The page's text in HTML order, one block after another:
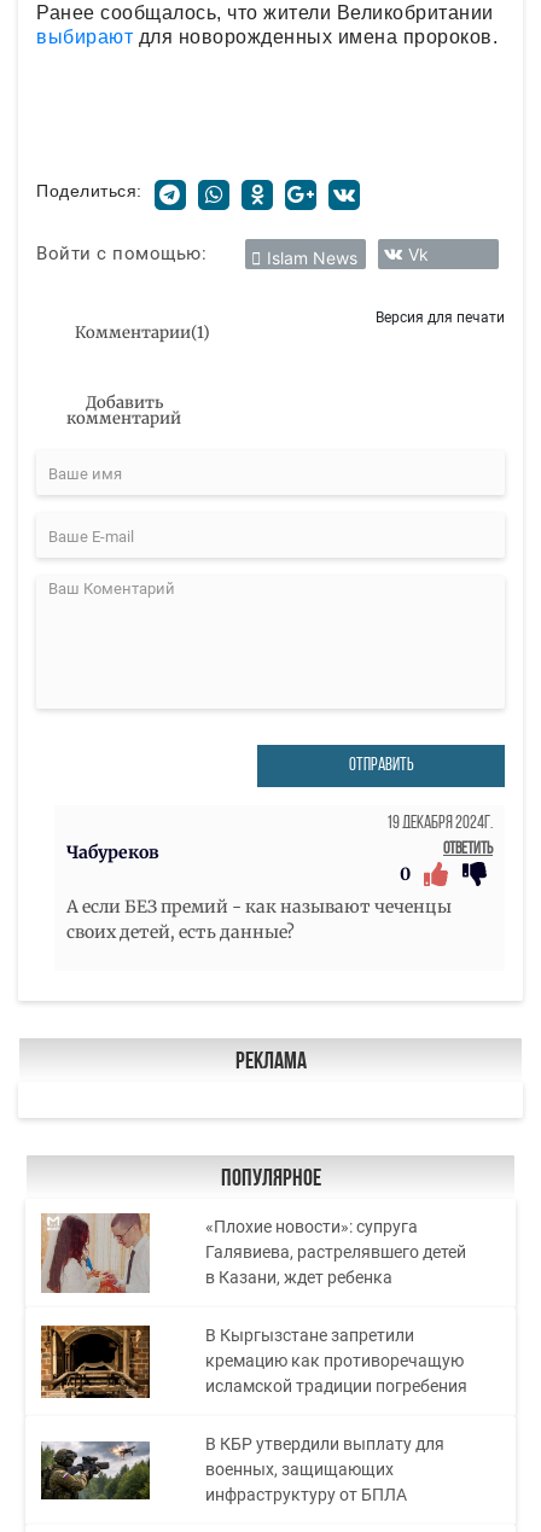
Ранее сообщалось, что жители Великобритании
выбирают для новорожденных имена пророков.
Поделиться:
Войти с помощью: Islam News Vk
Комментарии(1)
Версия для печати
Добавить
комментарий
ОТПРАВИТЬ
Чабуреков
19 Декабря 2024г.
Ответить
0
А если БЕЗ премий - как называют чеченцы
своих детей, есть данные?
Реклама
Популярное
«Плохие новости»: супруга
Галявиева, растрелявшего детей
в Казани, ждет ребенка
В Кыргызстане запретили
кремацию как противоречащую
исламской традиции погребения
В КБР утвердили выплату для
военных, защищающих
инфраструктуру от БПЛА